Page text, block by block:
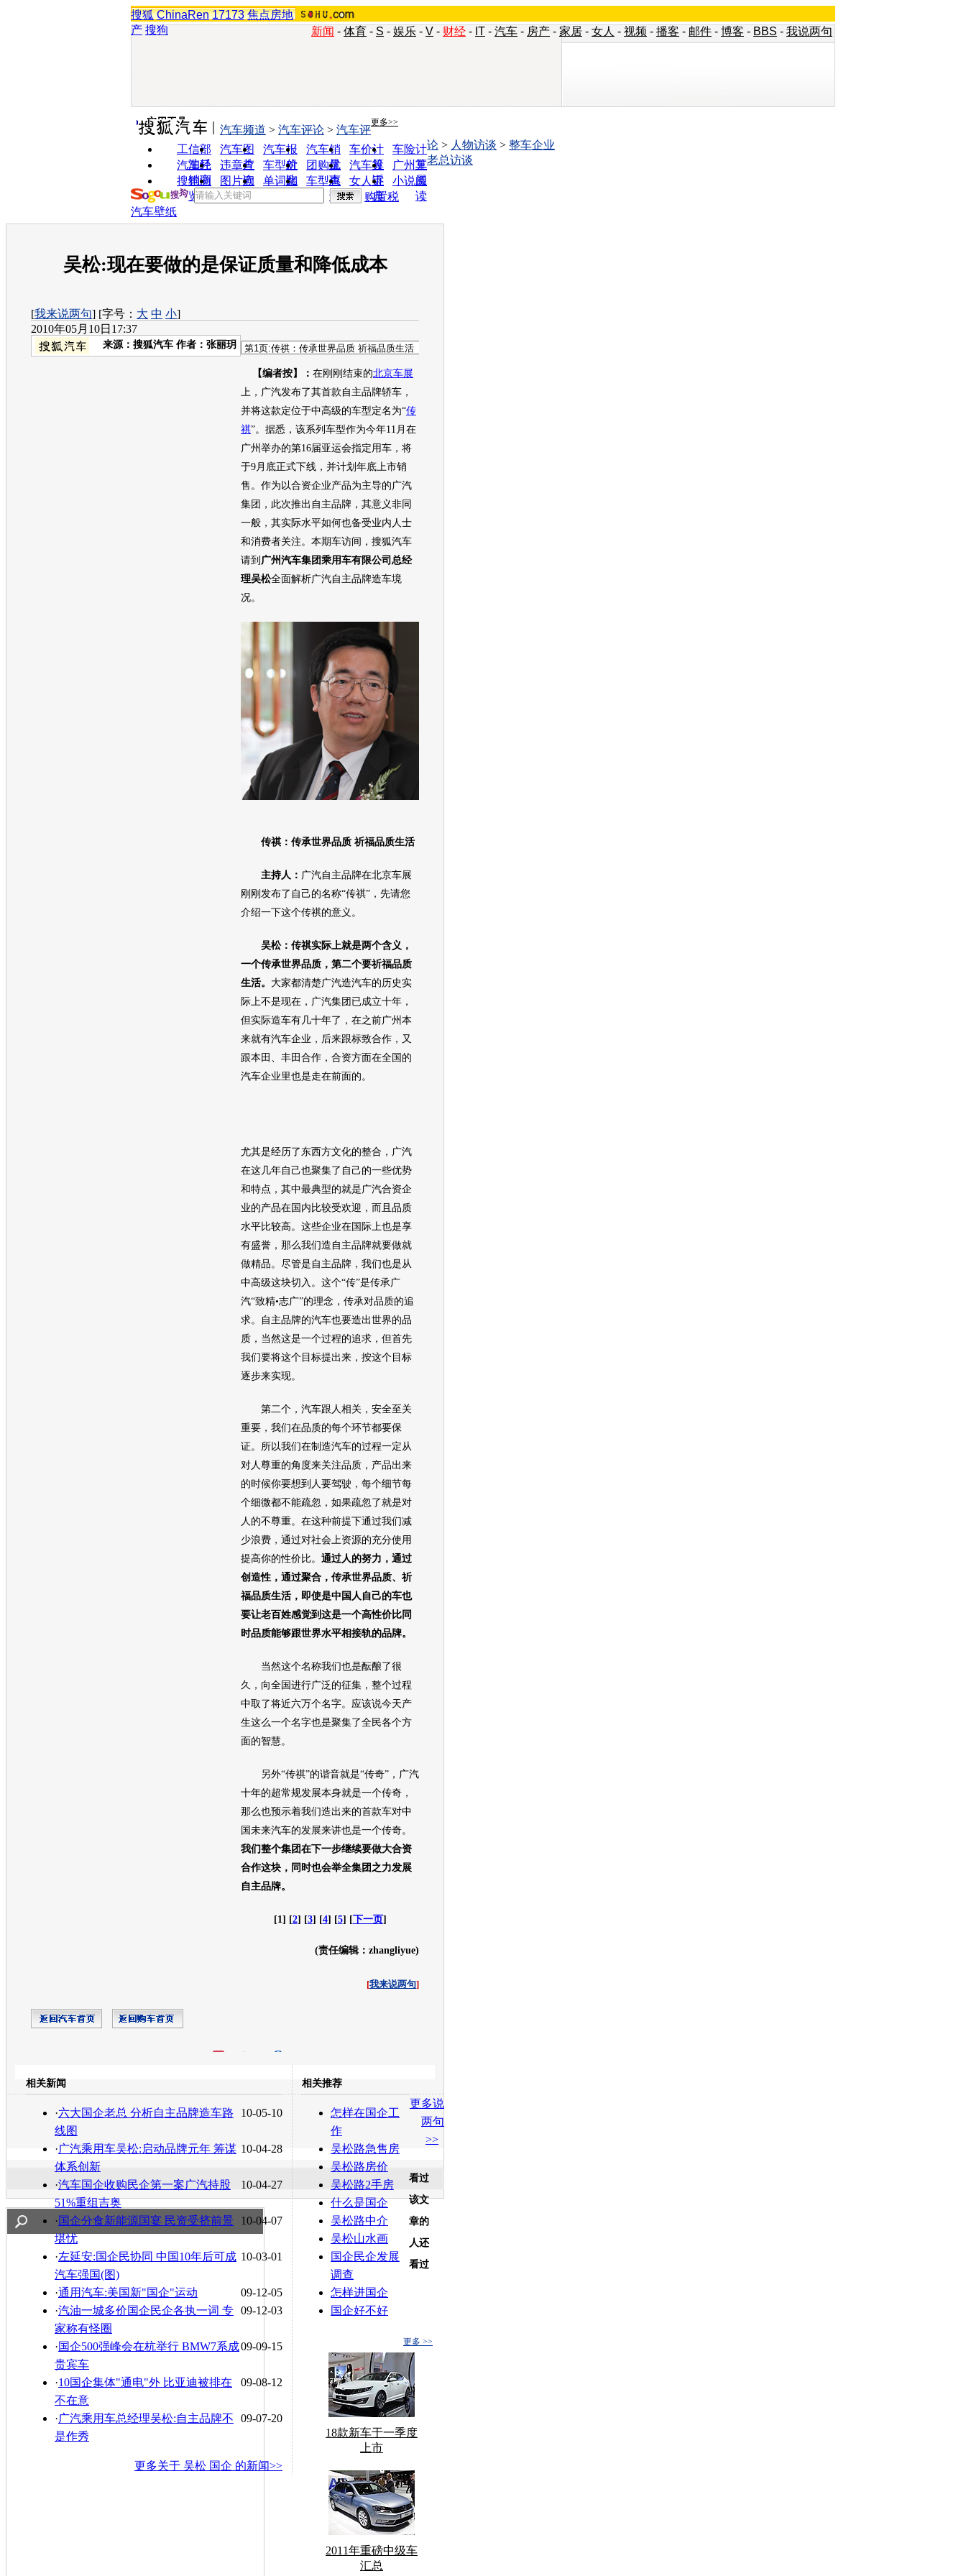
搜狐 ChinaRen 17173 焦点房地
产 搜狗 新闻 - 体育 - S - 娱乐 - V - 财经 - IT - 汽车 - 房产 - 家居 - 女人 - 视频 - 播客 - 邮件 - 博客 - BBS - 我说两句
实用工具 更多>>
工信部
油耗
汽车图
片
汽车报
价
汽车销
量
车价计
算
车险计
算
汽车经
销商
违章查
询
车型对
比
团购优
惠
汽车投
诉
广州车
展
搜狗浏
览器
图片欣
赏
单词翻
车型查
询
女人宝
典
小说阅
读
汽车频道 > 汽车评论 > 汽车评
论 > 人物访谈 > 整车企业
老总访谈
购置税
汽车壁纸
吴松:现在要做的是保证质量和降低成本
[我来说两句] [字号： 大 中 小]
2010年05月10日17:37
来源： 搜狐汽车 作者：张丽玥
【编者按】： 在刚刚结束的北京车展
上，广汽发布了其首款自主品牌轿车，
并将这款定位于中高级的车型定名为“传
祺”。据悉，该系列车型作为今年11月在
广州举办的第16届亚运会指定用车，将
于9月底正式下线，并计划年底上市销
售。作为以合资企业产品为主导的广汽
集团，此次推出自主品牌，其意义非同
一般，其实际水平如何也备受业内人士
和消费者关注。本期车访间，搜狐汽车
请到 广州汽车集团乘用车有限公司总经
理吴松全面解析广汽自主品牌造车境
况。
传祺：传承世界品质 祈福品质生活
主持人： 广汽自主品牌在北京车展
刚刚发布了自己的名称“传祺”，先请您
介绍一下这个传祺的意义。
吴松：传祺实际上就是两个含义，
一个传承世界品质，第二个要祈福品质
生活。 大家都清楚广汽造汽车的历史实
际上不是现在，广汽集团已成立十年，
但实际造车有几十年了，在之前广州本
来就有汽车企业，后来跟标致合作，又
跟本田、丰田合作，合资方面在全国的
汽车企业里也是走在前面的。
尤其是经历了东西方文化的整合，广汽
在这几年自己也聚集了自己的一些优势
和特点，其中最典型的就是广汽合资企
业的产品在国内比较受欢迎，而且品质
水平比较高。这些企业在国际上也是享
有盛誉，那么我们造自主品牌就要做就
做精品。尽管是自主品牌，我们也是从
中高级这块切入。这个“传”是传承广
汽“致精•志广”的理念，传承对品质的追
求。自主品牌的汽车也要造出世界的品
质，当然这是一个过程的追求，但首先
我们要将这个目标提出来，按这个目标
逐步来实现。
第二个，汽车跟人相关，安全至关
重要，我们在品质的每个环节都要保
证。所以我们在制造汽车的过程一定从
对人尊重的角度来关注品质，产品出来
的时候你要想到人要驾驶，每个细节每
个细微都不能疏忽，如果疏忽了就是对
人的不尊重。在这种前提下通过我们减
少浪费，通过对社会上资源的充分使用
提高你的性价比。 通过人的努力，通过
创造性，通过聚合，传承世界品质、祈
福品质生活，即使是中国人自己的车也
要让老百姓感觉到这是一个高性价比同
时品质能够跟世界水平相接轨的品牌。
当然这个名称我们也是酝酿了很
久，向全国进行广泛的征集，整个过程
中取了将近六万个名字。应该说今天产
生这么一个名字也是聚集了全民各个方
面的智慧。
另外“传祺”的谐音就是“传奇”，广汽
十年的超常规发展本身就是一个传奇，
那么也预示着我们造出来的首款车对中
国未来汽车的发展来讲也是一个传奇。
我们整个集团在下一步继续要做大合资
合作这块，同时也会举全集团之力发展
自主品牌。
[1] [2] [3] [4] [5] [下一页]
(责任编辑：zhangliyue)
[我来说两句]
转发至： 白社会 百度i贴吧
相关新闻
10-05-10
·六大国企老总 分析自主品牌造车路
线图
10-04-28
·广汽乘用车吴松:启动品牌元年 筹谋
体系创新
10-04-27
·汽车国企收购民企第一案广汽持股
51%重组吉奥
10-04-07
·国企分食新能源国宴 民资受挤前景
堪忧
10-03-01
·左延安:国企民协同 中国10年后可成
汽车强国(图)
09-12-05
·通用汽车:美国新"国企"运动
09-12-03
·汽油一城多价国企民企各执一词 专
家称有怪圈
09-09-15
·国企500强峰会在杭举行 BMW7系成
贵宾车
09-08-12
·10国企集体"通电"外 比亚迪被排在
不在意
09-07-20
·广汽乘用车总经理吴松:自主品牌不
是作秀
更多关于 吴松 国企 的新闻>>
相关推荐
怎样在国企工
作
吴松路急售房
吴松路房价
吴松路2手房
什么是国企
吴松路中介
吴松山水画
国企民企发展
调查
怎样进国企
国企好不好
更多说
两句
>>
更多 >>
看过
该文
章的
人还
看过
18款新车于一季度
上市
2011年重磅中级车
汇总